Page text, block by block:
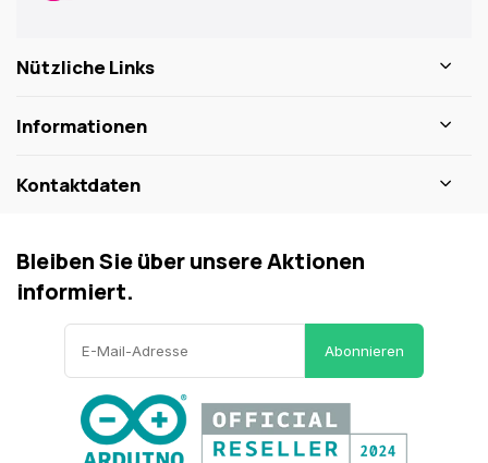
Nützliche Links
Informationen
Kontaktdaten
Bleiben Sie über unsere Aktionen
informiert.
Abonnieren